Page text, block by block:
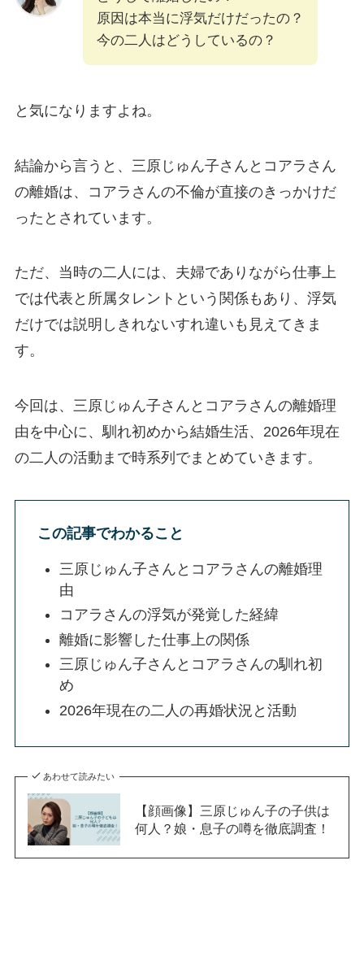
原因は本当に浮気だけだったの？
今の二人はどうしているの？
と気になりますよね。
結論から言うと、三原じゅん子さんとコアラさん
の離婚は、コアラさんの不倫が直接のきっかけだ
ったとされています。
ただ、当時の二人には、夫婦でありながら仕事上
では代表と所属タレントという関係もあり、浮気
だけでは説明しきれないすれ違いも見えてきま
す。
今回は、三原じゅん子さんとコアラさんの離婚理
由を中心に、馴れ初めから結婚生活、2026年現在
の二人の活動まで時系列でまとめていきます。
この記事でわかること
三原じゅん子さんとコアラさんの離婚理
由
コアラさんの浮気が発覚した経緯
離婚に影響した仕事上の関係
三原じゅん子さんとコアラさんの馴れ初
め
2026年現在の二人の再婚状況と活動
あわせて読みたい
【顔画像】三原じゅん子の子供は
何人？娘・息子の噂を徹底調査！